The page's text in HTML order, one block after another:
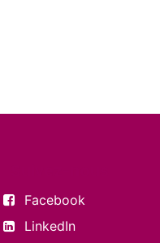
Facebook
LinkedIn